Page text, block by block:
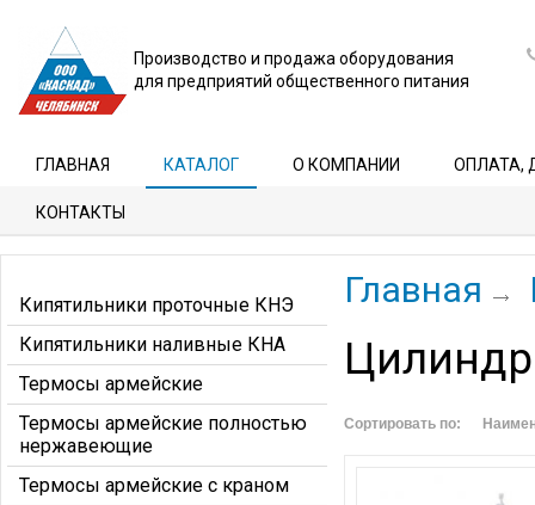
Производство и продажа оборудования
для предприятий общественного питания
ГЛАВНАЯ КАТАЛОГ О КОМПАНИИ ОПЛАТА,
КОНТАКТЫ
Кипятильники проточные КНЭ
Кипятильники наливные КНА
Термосы армейские
Термосы армейские полностью
нержавеющие
Термосы армейские с краном
Главная
Сортировать по: